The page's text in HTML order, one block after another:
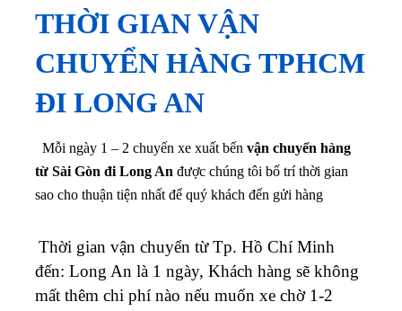
THỜI GIAN VẬN
CHUYỂN HÀNG TPHCM
ĐI LONG AN
Mỗi ngày 1 – 2 chuyến xe xuất bến vận chuyển hàng
từ Sài Gòn đi Long An được chúng tôi bố trí thời gian
sao cho thuận tiện nhất để quý khách đến gửi hàng
Thời gian vận chuyển từ Tp. Hồ Chí Minh
đến: Long An là 1 ngày, Khách hàng sẽ không
mất thêm chi phí nào nếu muốn xe chờ 1-2